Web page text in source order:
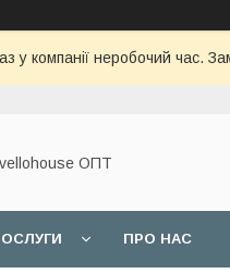
у компанії неробочий час.
ОПТ
ПРО НАС